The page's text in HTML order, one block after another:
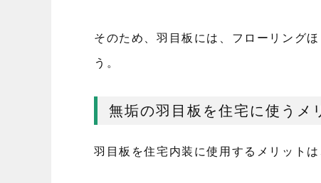
そのため、羽目板には、フローリング
う。
無垢の羽目板を住宅に使うメ
羽目板を住宅内装に使用するメリットは